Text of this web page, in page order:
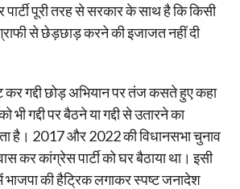
पार्टी पूरी तरह से सरकार के साथ है कि किसी
से छेड़छाड़ करने की इजाजत नहीं दी
गद्दी छोड़ अभियान पर तंज कसते हुए कहा
गद्दी पर बैठने या गद्दी से उतारने का
है। 2017 और 2022 की विधानसभा चुनाव
कर कांग्रेस पार्टी को घर बैठाया था। इसी
की हैट्रिक लगाकर स्पष्ट जनादेश